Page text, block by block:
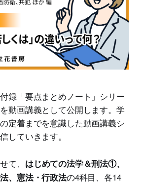
録「要点まとめノート」シリー
動画講義として公開します。学
定着までを意識した動画講義シ
していきます。
て、 はじめての法学＆刑法①、
、憲法・行政法の4科目、各14